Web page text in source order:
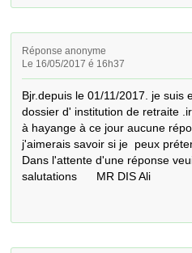
Réponse anonyme
Le 16/05/2017 é 16h37
Bjr.depuis le 01/11/2017. je suis
dossier d' institution de retraite
à hayange à ce jour aucune
j'aimerais savoir si je  peux
Dans l'attente d'une réponse
salutations      MR DIS Ali